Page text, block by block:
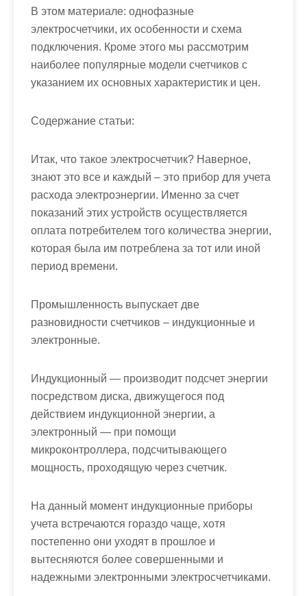
В этом материале: однофазные
электросчетчики, их особенности и схема
подключения. Кроме этого мы рассмотрим
наиболее популярные модели счетчиков с
указанием их основных характеристик и цен.
Содержание статьи:
Итак, что такое электросчетчик? Наверное,
знают это все и каждый – это прибор для учета
расхода электроэнергии. Именно за счет
показаний этих устройств осуществляется
оплата потребителем того количества энергии,
которая была им потреблена за тот или иной
период времени.
Промышленность выпускает две
разновидности счетчиков – индукционные и
электронные.
Индукционный — производит подсчет энергии
посредством диска, движущегося под
действием индукционной энергии, а
электронный — при помощи
микроконтроллера, подсчитывающего
мощность, проходящую через счетчик.
На данный момент индукционные приборы
учета встречаются гораздо чаще, хотя
постепенно они уходят в прошлое и
вытесняются более совершенными и
надежными электронными электросчетчиками.